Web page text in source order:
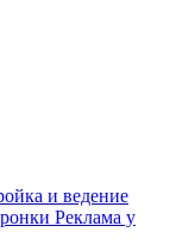
и ведение
Реклама у